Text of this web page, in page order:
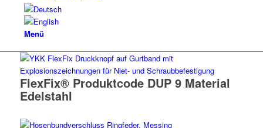
Menü
FlexFix® Produktcode DUP 9 Material
Edelstahl